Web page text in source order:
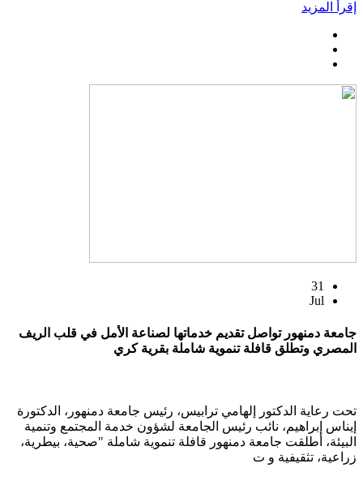
إقرأ المزيد
31
Jul
جامعة دمنهور تواصل تقديم خدماتها لصناعة الأمل في قلب الريف
المصري وتطلق قافلة تنموية شاملة بقرية كري
تحت رعاية الدكتور إلهامي ترابيس، رئيس جامعة دمنهور، الدكتورة
إيناس إبراهيم، نائب رئيس الجامعة لشؤون خدمة المجتمع وتنمية
البيئة، أطلقت جامعة دمنهور قافلة تنموية شاملة "صحية، بيطرية،
زراعية، تثقيفية و ت